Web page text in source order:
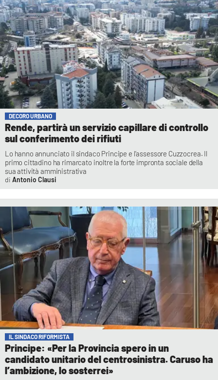
DECORO URBANO
Rende, partirà un servizio capillare di controllo
sul conferimento dei rifiuti
Lo hanno annunciato il sindaco Principe e l’assessore Cuzzocrea. Il
primo cittadino ha rimarcato inoltre la forte impronta sociale della
sua attività amministrativa
Antonio Clausi
IL SINDACO RIFORMISTA
Principe: «Per la Provincia spero in un
candidato unitario del centrosinistra. Caruso ha
l’ambizione, lo sosterrei»